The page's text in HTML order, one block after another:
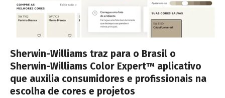
Sherwin-Williams traz para o Brasil o
Sherwin-Williams Color Expert™ aplicativo
que auxilia consumidores e profissionais na
escolha de cores e projetos